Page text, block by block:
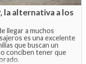
la alternativa a los
llegar a muchos
es una excelente
que buscan un
conciben tener que